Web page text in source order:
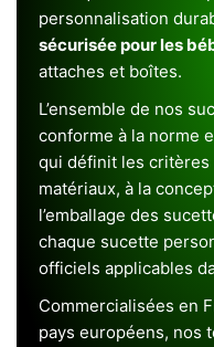
personnalisation
sécurisée pour les
attaches et boîtes.
L’ensemble de nos
conforme à la norme
qui définit les
matériaux, à la
l’emballage des
chaque sucette
officiels applicables
Commercialisées en
pays européens, nos